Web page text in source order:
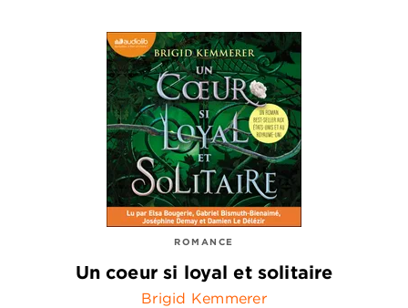
ROMANCE
Un coeur si loyal et solitaire
Brigid Kemmerer